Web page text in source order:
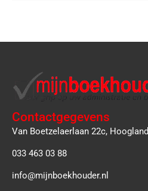
Contactgegevens
Van Boetzelaerlaan 22c, Hoogland
033 463 03 88
info@mijnboekhouder.nl